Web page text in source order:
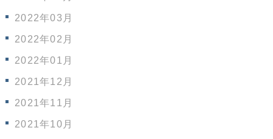
2022年03月
2022年02月
2022年01月
2021年12月
2021年11月
2021年10月